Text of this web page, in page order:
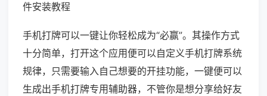
件安装教程
手机打牌可以一键让你轻松成为“必赢”。其操作方式
十分简单，打开这个应用便可以自定义手机打牌系统
规律，只需要输入自己想要的开挂功能，一键便可以
生成出手机打牌专用辅助器，不管你是想分享给好友